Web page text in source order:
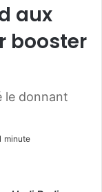
aux
booster
le donnant
minute